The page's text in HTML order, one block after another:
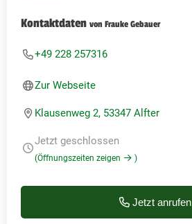
Kontaktdaten von Frauke Gebauer
+49 228 257316
Zur Webseite
Klausenweg 2, 53347 Alfter
Jetzt geschlossen
(Öffnungszeiten zeigen )
Jetzt anrufen